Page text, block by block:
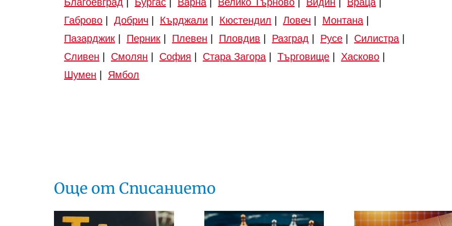
Благоевград Бургас Варна| Велико Търново Видин Враца|
Габрово
Добрич Кърджали Кюстендил Ловеч Монтана|
Пазарджик
Перник Плевен Пловдив Разград Русе Силистра|
Сливен
Смолян София Стара Загора| Търговище Хасково
Шумен
Ямбол
Още от Списанието